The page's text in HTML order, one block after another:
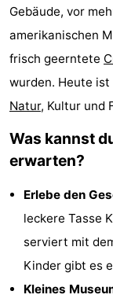
Résidence
Terschelling
West
Terschelling
-
Tjermelân
Campingplätze
Ferienhäuser
-
De
Riesen
Elements
Schuttersbos
Gebäude, vor
amerikanischen
frisch geerntete
wurden. Heute
Natur, Kultur und
Was kannst
erwarten?
Erlebe den
leckere Tasse
serviert mit
Kinder gibt es
Kleines